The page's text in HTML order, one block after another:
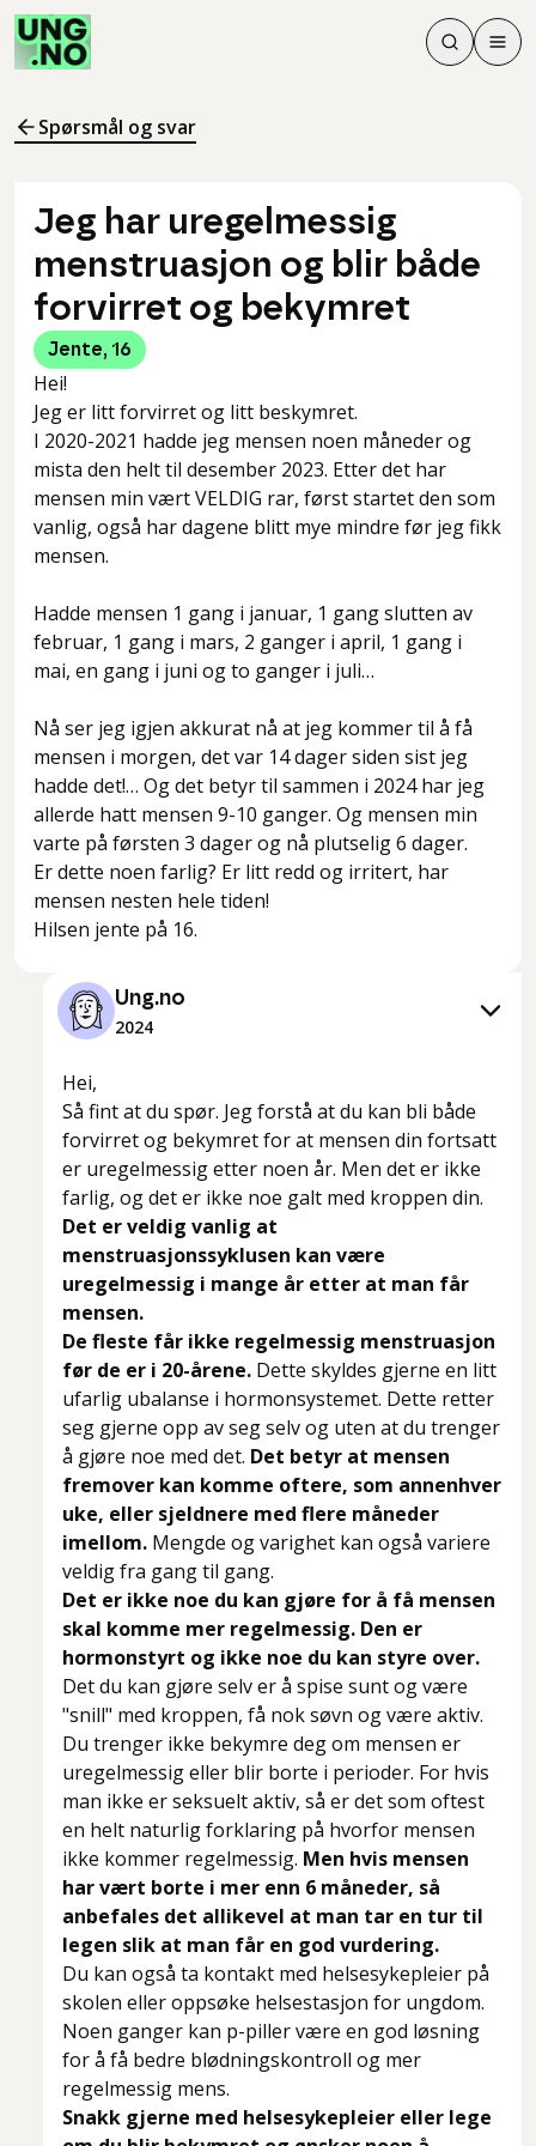
Søk
Søk
Meny
Spørsmål og svar
Jeg har uregelmessig
menstruasjon og blir både
forvirret og bekymret
Jente, 16
Hei!
Jeg er litt forvirret og litt beskymret.
I 2020-2021 hadde jeg mensen noen måneder og
mista den helt til desember 2023. Etter det har
mensen min vært VELDIG rar, først startet den som
vanlig, også har dagene blitt mye mindre før jeg fikk
mensen.
Hadde mensen 1 gang i januar, 1 gang slutten av
februar, 1 gang i mars, 2 ganger i april, 1 gang i
mai, en gang i juni og to ganger i juli…
Nå ser jeg igjen akkurat nå at jeg kommer til å få
mensen i morgen, det var 14 dager siden sist jeg
hadde det!… Og det betyr til sammen i 2024 har jeg
allerde hatt mensen 9-10 ganger. Og mensen min
varte på førsten 3 dager og nå plutselig 6 dager.
Er dette noen farlig? Er litt redd og irritert, har
mensen nesten hele tiden!
Hilsen jente på 16.
Ung.no
2024
Hei,
Så fint at du spør. Jeg forstå at du kan bli både
forvirret og bekymret for at mensen din fortsatt
er uregelmessig etter noen år. Men det er ikke
farlig, og det er ikke noe galt med kroppen din.
Det er veldig vanlig at
menstruasjonssyklusen kan være
uregelmessig i mange år etter at man får
mensen.
De fleste får ikke regelmessig menstruasjon
før de er i 20-årene. Dette skyldes gjerne en litt
ufarlig ubalanse i hormonsystemet. Dette retter
seg gjerne opp av seg selv og uten at du trenger
å gjøre noe med det. Det betyr at mensen
fremover kan komme oftere, som annenhver
uke, eller sjeldnere med flere måneder
imellom. Mengde og varighet kan også variere
veldig fra gang til gang.
Det er ikke noe du kan gjøre for å få mensen
skal komme mer regelmessig. Den er
hormonstyrt og ikke noe du kan styre over.
Det du kan gjøre selv er å spise sunt og være
"snill" med kroppen, få nok søvn og være aktiv.
Du trenger ikke bekymre deg om mensen er
uregelmessig eller blir borte i perioder. For hvis
man ikke er seksuelt aktiv, så er det som oftest
en helt naturlig forklaring på hvorfor mensen
ikke kommer regelmessig. Men hvis mensen
har vært borte i mer enn 6 måneder, så
anbefales det allikevel at man tar en tur til
legen slik at man får en god vurdering.
Du kan også ta kontakt med helsesykepleier på
skolen eller oppsøke helsestasjon for ungdom.
Noen ganger kan p-piller være en god løsning
for å få bedre blødningskontroll og mer
regelmessig mens.
Snakk gjerne med helsesykepleier eller lege